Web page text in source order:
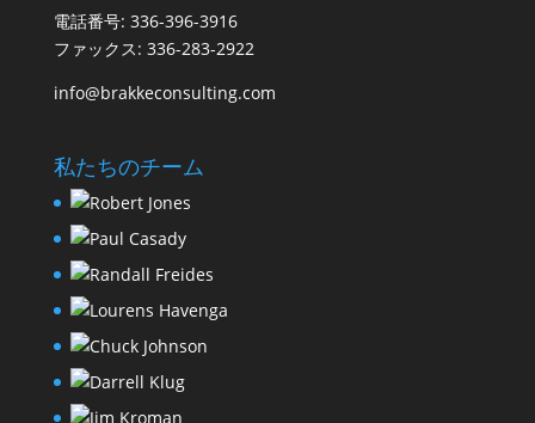
電話番号: 336-396-3916
ファックス: 336-283-2922
info@brakkeconsulting.com
私たちのチーム